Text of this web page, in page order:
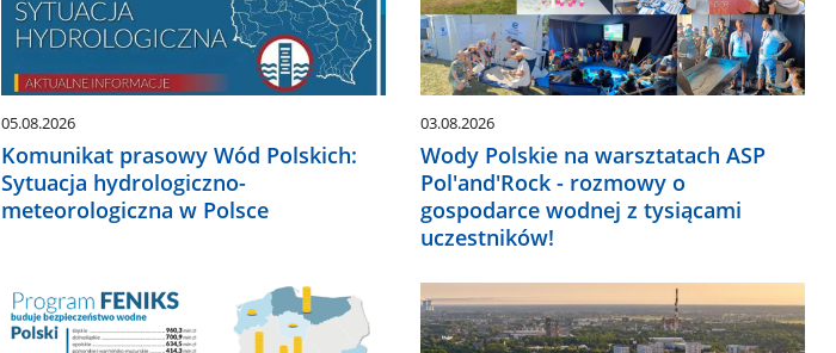
05.08.2026
Komunikat prasowy Wód Polskich:
Sytuacja hydrologiczno-
meteorologiczna w Polsce
03.08.2026
Wody Polskie na warsztatach ASP
Pol'and'Rock - rozmowy o
gospodarce wodnej z tysiącami
uczestników!